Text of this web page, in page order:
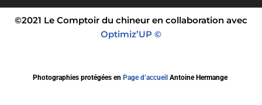
©2021 Le Comptoir du chineur en collaboration avec
Optimiz’UP ©
Photographies protégées en Page d’accueil Antoine Hermange